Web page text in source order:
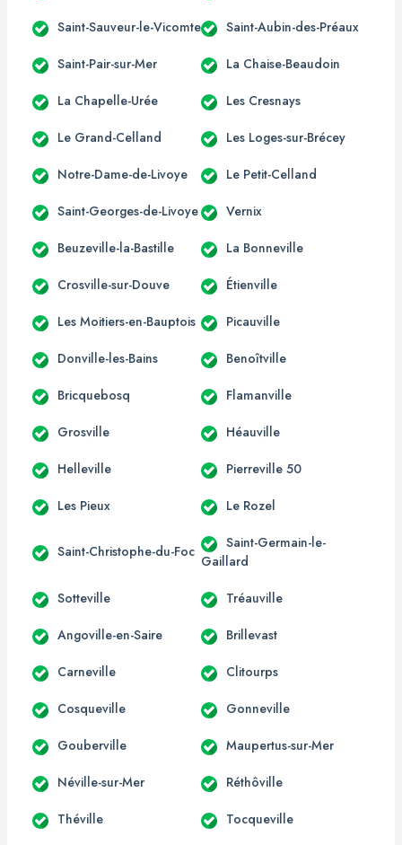
Saint-Sauveur-le-Vicomte Saint-Aubin-des-Préaux
Saint-Pair-sur-Mer La Chaise-Beaudoin
La Chapelle-Urée Les Cresnays
Le Grand-Celland Les Loges-sur-Brécey
Notre-Dame-de-Livoye Le Petit-Celland
Saint-Georges-de-Livoye Vernix
Beuzeville-la-Bastille La Bonneville
Crosville-sur-Douve Étienville
Les Moitiers-en-Bauptois Picauville
Donville-les-Bains Benoîtville
Bricquebosq Flamanville
Grosville Héauville
Helleville Pierreville 50
Les Pieux Le Rozel
Saint-Christophe-du-Foc
Saint-Germain-le-
Gaillard
Sotteville Tréauville
Angoville-en-Saire Brillevast
Carneville Clitourps
Cosqueville Gonneville
Gouberville Maupertus-sur-Mer
Néville-sur-Mer Réthôville
Théville Tocqueville